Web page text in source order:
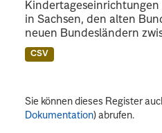
in Sachsen, den alten
neuen Bundesländern
CSV
Sie können dieses Register
Dokumentation) abrufen.